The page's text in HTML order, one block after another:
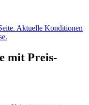
Aktuelle Konditionen
mit Preis-